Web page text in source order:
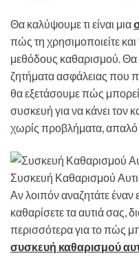
Θα καλύψουμε τι είναι μια
πώς τη χρησιμοποιείτε
μεθόδους καθαρισμού. Θα
ζητήματα ασφάλειας που
θα εξετάσουμε πώς
συσκευή για να κάνει τον
χωρίς προβλήματα, απαλό
Συσκευή Καθαρισμού
Αν λοιπόν αναζητάτε
καθαρίσετε τα αυτιά σας,
περισσότερα για το πώς
συσκευή καθαρισμού